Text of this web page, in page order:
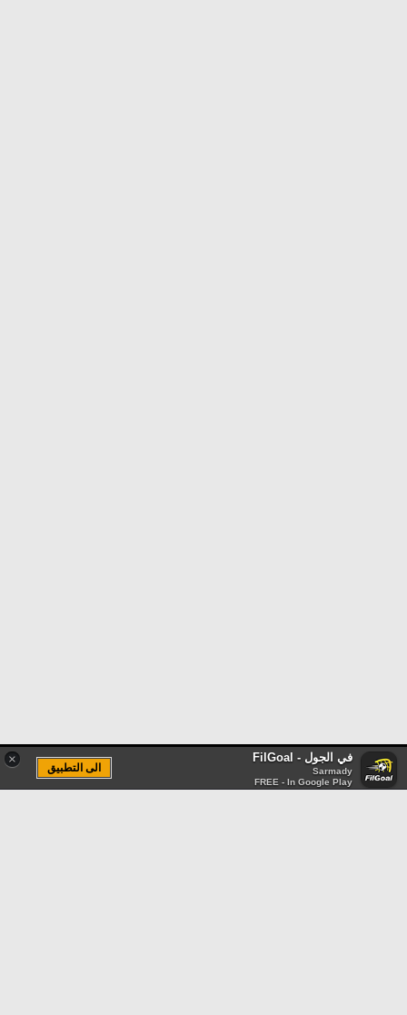
× في الجول - FilGoal
Sarmady
FREE - In Google Play
الى التطبيق